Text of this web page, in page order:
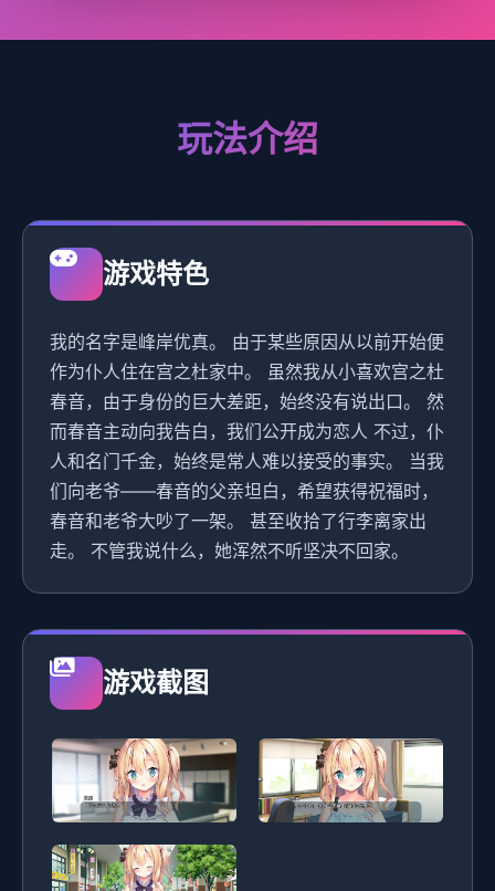
玩法介绍
游戏特色
我的名字是峰岸优真。 由于某些原因从以前开始便
作为仆人住在宫之杜家中。 虽然我从小喜欢宫之杜
春音，由于身份的巨大差距，始终没有说出口。 然
而春音主动向我告白，我们公开成为恋人 不过，仆
人和名门千金，始终是常人难以接受的事实。 当我
们向老爷——春音的父亲坦白，希望获得祝福时，
春音和老爷大吵了一架。 甚至收拾了行李离家出
走。 不管我说什么，她浑然不听坚决不回家。
游戏截图